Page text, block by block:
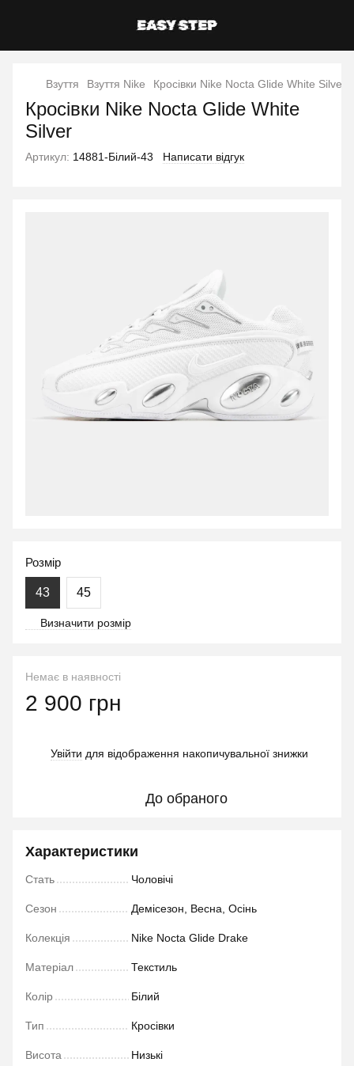
Взуття Взуття Nike Кросівки Nike Nocta Glide White Silver
Кросівки Nike Nocta Glide White
Silver
Артикул: 14881-Білий-43 Написати відгук
Розмір
43 45
Визначити розмір
Немає в наявності
2 900 грн
Увійти для відображення накопичувальної знижки
До обраного
Характеристики
Стать Чоловічі
Сезон Демісезон, Весна, Осінь
Колекція Nike Nocta Glide Drake
Матеріал Текстиль
Колір Білий
Тип Кросівки
Висота Низькі